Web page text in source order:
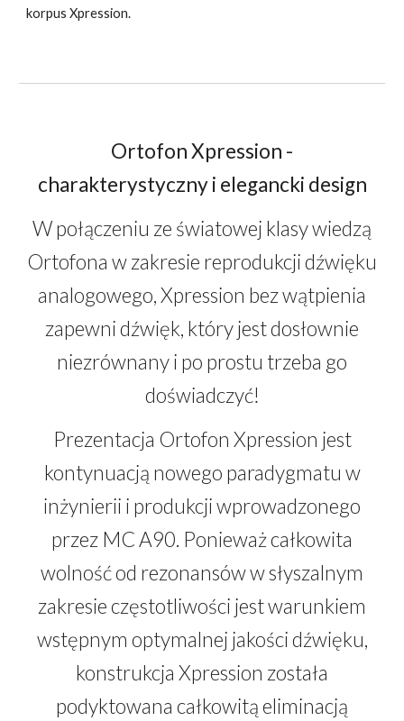
korpus Xpression.
Ortofon Xpression -
charakterystyczny i elegancki design
W połączeniu ze światowej klasy wiedzą
Ortofona w zakresie reprodukcji dźwięku
analogowego, Xpression bez wątpienia
zapewni dźwięk, który jest dosłownie
niezrównany i po prostu trzeba go
doświadczyć!
Prezentacja Ortofon Xpression jest
kontynuacją nowego paradygmatu w
inżynierii i produkcji wprowadzonego
przez MC A90. Ponieważ całkowita
wolność od rezonansów w słyszalnym
zakresie częstotliwości jest warunkiem
wstępnym optymalnej jakości dźwięku,
konstrukcja Xpression została
podyktowana całkowitą eliminacją